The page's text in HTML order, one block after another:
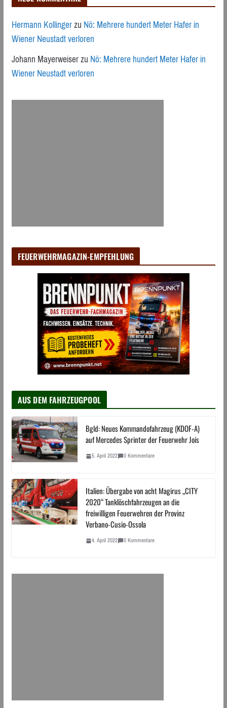
Hermann KollingerzuNö: Mehrere hundert Meter Hafer in
Wiener Neustadt verloren
Johann MayerweiserzuNö: Mehrere hundert Meter Hafer in
Wiener Neustadt verloren
FEUERWEHRMAGAZIN-EMPFEHLUNG
AUS DEM FAHRZEUGPOOL
Bgld: Neues Kommandofahrzeug (KDOF-A)
auf Mercedes Sprinter der Feuerwehr Jois
5. April 2022 0 Kommentare
Italien: Übergabe von acht Magirus „CITY
2020“ Tanklöschfahrzeugen an die
freiwilligen Feuerwehren der Provinz
Verbano-Cusio-Ossola
4. April 2022 0 Kommentare